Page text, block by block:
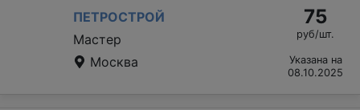
ПЕТРОСТРОЙ
Мастер
Москва
75
руб/шт.
Указана на
08.10.2025